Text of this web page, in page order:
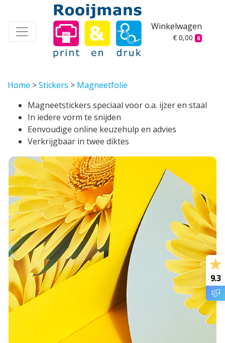
Winkelwagen
€ 0,00 0
Home >Stickers > Magneetfolie
Magneetstickers speciaal voor o.a. ijzer en staal
In iedere vorm te snijden
Eenvoudige online keuzehulp en advies
Verkrijgbaar in twee diktes
9.3